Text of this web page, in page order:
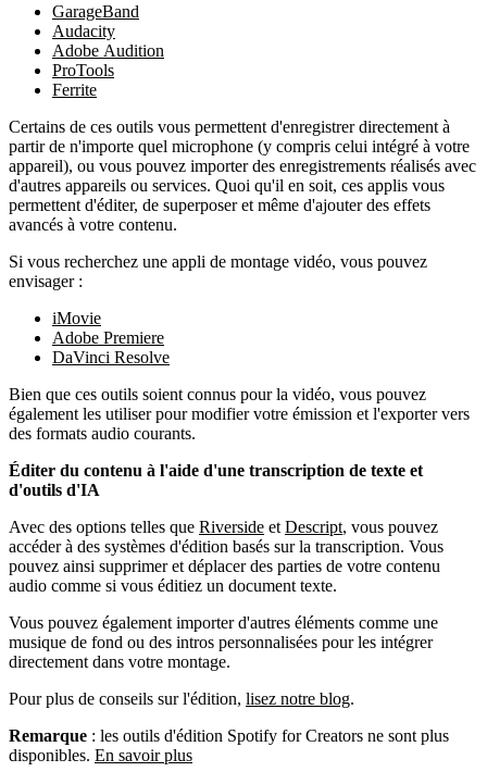
GarageBand
Audacity
Adobe Audition
ProTools
Ferrite
Certains de ces outils vous permettent d'enregistrer directement à
partir de n'importe quel microphone (y compris celui intégré à votre
appareil), ou vous pouvez importer des enregistrements réalisés avec
d'autres appareils ou services. Quoi qu'il en soit, ces applis vous
permettent d'éditer, de superposer et même d'ajouter des effets
avancés à votre contenu.
Si vous recherchez une appli de montage vidéo, vous pouvez
envisager :
iMovie
Adobe Premiere
DaVinci Resolve
Bien que ces outils soient connus pour la vidéo, vous pouvez
également les utiliser pour modifier votre émission et l'exporter vers
des formats audio courants.
Éditer du contenu à l'aide d'une transcription de texte et
d'outils d'IA
Avec des options telles que Riverside et Descript, vous pouvez
accéder à des systèmes d'édition basés sur la transcription. Vous
pouvez ainsi supprimer et déplacer des parties de votre contenu
audio comme si vous éditiez un document texte.
Vous pouvez également importer d'autres éléments comme une
musique de fond ou des intros personnalisées pour les intégrer
directement dans votre montage.
Pour plus de conseils sur l'édition, lisez notre blog.
Remarque : les outils d'édition Spotify for Creators ne sont plus
disponibles. En savoir plus